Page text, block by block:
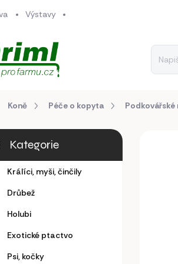
Výstavy
Koně Péče o kopyta Podkovářské
Kategorie
Králíci, myši, činčily
Drůbež
Holubi
Exotické ptactvo
Psi, kočky